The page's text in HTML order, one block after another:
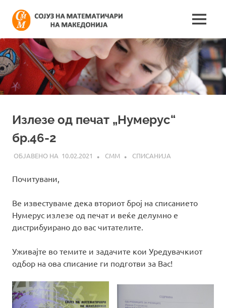
content
на
на
Македонија
информации
поврзани
со
работата
на
MENU
Излезе од печат „Нумерус“
бр.46-2
10.02.2021 СММ СПИСАНИЈА
Почитувани,
Ве известуваме дека вториот број на списанието
Нумерус излезе од печат и веќе делумно е
дистрибуирано до вас читателите.
Уживајте во темите и задачите кои Уредувачкиот
одбор на ова списание ги подготви за Вас!